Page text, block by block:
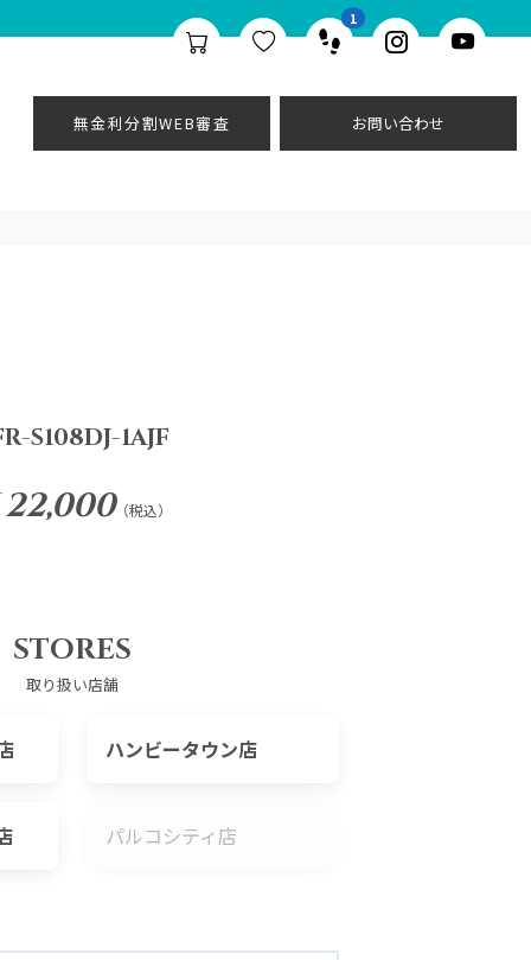
1
無金利分割WEB審査 お問い合わせ
S108DJ-1AJF
（税込）
STORES
取り扱い店舗
ハンビータウン店
パルコシティ店